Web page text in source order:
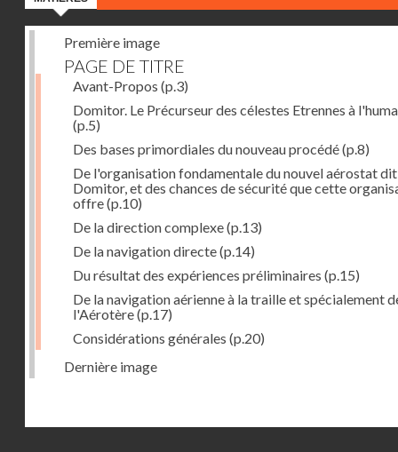
Première image
PAGE DE TITRE
Avant-Propos (p.3)
Domitor. Le Précurseur des célestes Etrennes à
(p.5)
Des bases primordiales du nouveau procédé(p.8)
De l'organisation fondamentale du nouvel aérostat dit
Domitor, et des chances de sécurité que cette
offre(p.10)
De la direction complexe(p.13)
De la navigation directe(p.14)
Du résultat des expériences préliminaires (p.15)
De la navigation aérienne à la traille et spécialement
l'Aérotère(p.17)
Considérations générales (p.20)
Dernière image